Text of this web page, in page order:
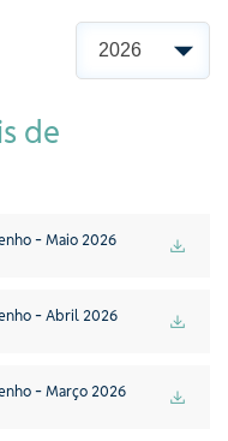
de
- Maio 2026
- Abril 2026
- Março 2026